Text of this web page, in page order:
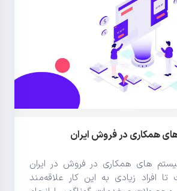
همکاری در فروش ایران
های همکاری در فروش در ایران
افراد زیادی به این کار علاقه‌مند